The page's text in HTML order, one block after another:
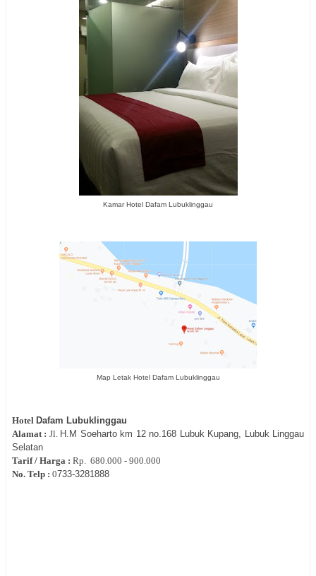
Kamar Hotel Dafam Lubuklinggau
Map Letak Hotel Dafam Lubuklinggau
Hotel Dafam Lubuklinggau
Alamat : Jl. H.M Soeharto km 12 no.168 Lubuk Kupang, Lubuk Linggau
Selatan
Tarif / Harga : Rp. 680.000 - 900.000
No. Telp : 0733-3281888